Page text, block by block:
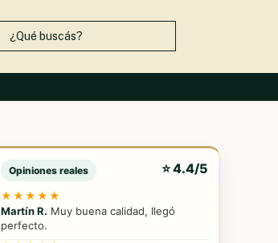
Opiniones reales ⭐ 4.4/5
★★★★★
Martín R. Muy buena calidad, llegó
perfecto.